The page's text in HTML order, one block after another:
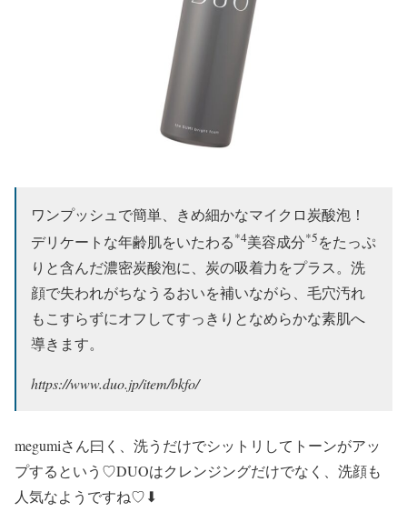
ワンプッシュで簡単、きめ細かなマイクロ炭酸泡！
デリケートな年齢肌をいたわる*4美容成分*5をたっぷ
りと含んだ濃密炭酸泡に、炭の吸着⼒をプラス。洗
顔で失われがちなうるおいを補いながら、⽑⽳汚れ
もこすらずにオフしてすっきりとなめらかな素肌へ
導きます。
https://www.duo.jp/item/bkfo/
megumiさん曰く、洗うだけでシットリしてトーンがアッ
プするという♡DUOはクレンジングだけでなく、洗顔も
人気なようですね♡⬇︎